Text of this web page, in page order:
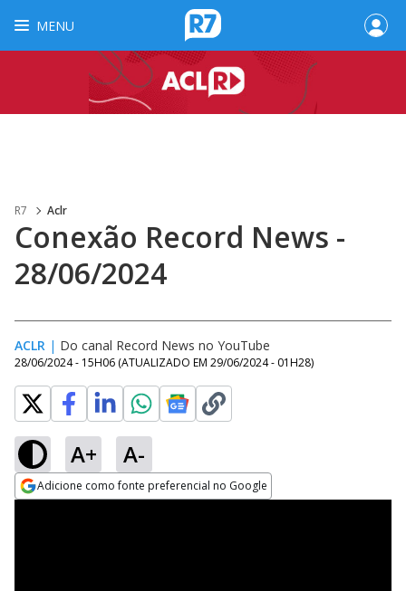
MENU
R7 Aclr
Conexão Record News -
28/06/2024
ACLR | Do canal Record News no YouTube
28/06/2024 - 15H06 (ATUALIZADO EM 29/06/2024 - 01H28)
A+ A-
Adicione como fonte preferencial no Google